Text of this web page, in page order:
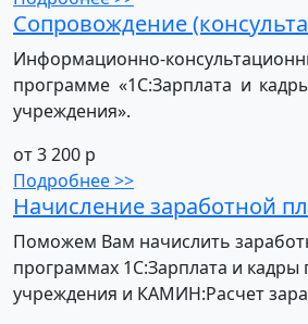
Сопровождение
Информационно-
программе «1С:Зарплата и
учреждения».
от 3 200 р
Подробнее >>
Начисление заработной
Поможем Вам начислить
программах 1С:Зарплата и кадры
учреждения и КАМИН:Расчет